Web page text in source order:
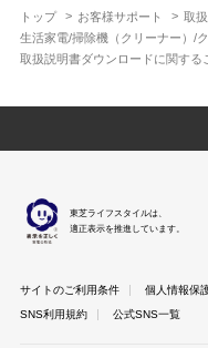
トップ お客様サポート
取
生活家電/掃除機（クリーナー）/
取扱説明書ダウンロードに関する
明書以外の印刷物が同
ではそれらを全て公開
さい。
ございますのであらか
のであらかじめご了承
東芝ライフスタイルは、
適正表示を推進しています。
サイトのご利用条件 個人情報保
SNS利用規約
公式SNS一覧